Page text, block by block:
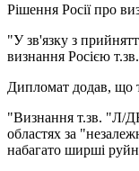
Рішення Росії про
"У зв'язку з
визнання Росією
Дипломат додав, що
"Визнання т.зв. "Л/
областях за
набагато ширші